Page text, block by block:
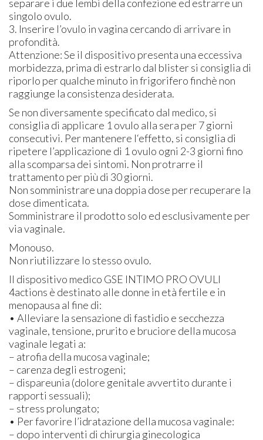
separare i due lembi della confezione ed estrarre un
singolo ovulo.
3. Inserire l’ovulo in vagina cercando di arrivare in
profondità.
Attenzione: Se il dispositivo presenta una eccessiva
morbidezza, prima di estrarlo dal blister si consiglia di
riporlo per qualche minuto in frigorifero finchè non
raggiunge la consistenza desiderata.
Se non diversamente specificato dal medico, si
consiglia di applicare 1 ovulo alla sera per 7 giorni
consecutivi. Per mantenere l‘effetto, si consiglia di
ripetere l’applicazione di 1 ovulo ogni 2-3 giorni fino
alla scomparsa dei sintomi. Non protrarre il
trattamento per più di 30 giorni.
Non somministrare una doppia dose per recuperare la
dose dimenticata.
Somministrare il prodotto solo ed esclusivamente per
via vaginale.
Monouso.
Non riutilizzare lo stesso ovulo.
Il dispositivo medico GSE INTIMO PRO OVULI
4actions è destinato alle donne in età fertile e in
menopausa al fine di:
• Alleviare la sensazione di fastidio e secchezza
vaginale, tensione, prurito e bruciore della mucosa
vaginale legati a:
– atrofia della mucosa vaginale;
– carenza degli estrogeni;
– dispareunia (dolore genitale avvertito durante i
rapporti sessuali);
– stress prolungato;
• Per favorire l’idratazione della mucosa vaginale:
– dopo interventi di chirurgia ginecologica